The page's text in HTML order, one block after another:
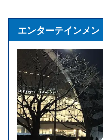
ちゃいます！
乗降いただくき、スム
くための車両停車位置
ィルゴが、ご利用者様
設との事前確認します
また、ご家族で集まら
ご家族が別々の場所か
も多いかと思いますが
のもとへお迎えに伺い
的なお迎えをされる…
ていただきます。また
エンターテインメン